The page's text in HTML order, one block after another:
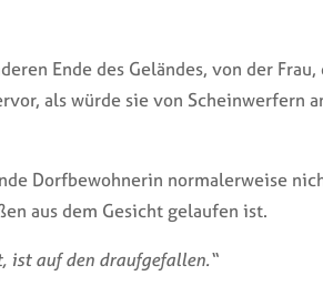
Ende des Geländes, von der
als würde sie von Scheinwerfern
Dorfbewohnerin normalerweise
aus dem Gesicht gelaufen ist.
ist auf den draufgefallen.“